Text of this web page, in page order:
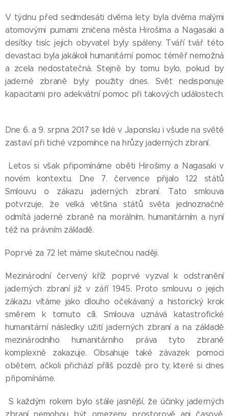
V týdnu před sedmdesáti dvěma lety byla dvěma malými
atomovými pumami zničena města Hirošima a Nagasaki a
desítky tisíc jejich obyvatel byly spáleny. Tváří tvář této
devastaci byla jakákoli humanitární pomoc téměř nemožná
a zcela nedostatečná. Stejně by tomu bylo, pokud by
jaderné zbraně byly použity dnes. Svět nedisponuje
kapacitami pro adekvátní pomoc při takových událostech.
Dne 6. a 9. srpna 2017 se lidé v Japonsku i všude na světě
zastaví při tiché vzpomínce na hrůzy jaderných zbraní.
Letos si však připomínáme oběti Hirošimy a Nagasaki v
novém kontextu. Dne 7. července přijalo 122 států
Smlouvu o zákazu jaderných zbraní. Tato smlouva
potvrzuje, že velká většina států světa jednoznačně
odmítá jaderné zbraně na morálním, humanitárním a nyní
též na právním základě.
Poprvé za 72 let máme skutečnou naději.
Mezinárodní červený kříž poprvé vyzval k odstranění
jaderných zbraní již v září 1945. Proto smlouvu o jejich
zákazu vítáme jako dlouho očekávaný a historický krok
směrem k tomuto cíli. Smlouva uznává katastrofické
humanitární následky užití jaderných zbraní a na základě
mezinárodního humanitárního práva tyto zbraně
komplexně zakazuje. Obsahuje také závazek pomoci
obětem, ačkoli přichází příliš pozdě pro ty, které si dnes
připomínáme.
S každým rokem bylo stále jasnější, že účinky jaderných